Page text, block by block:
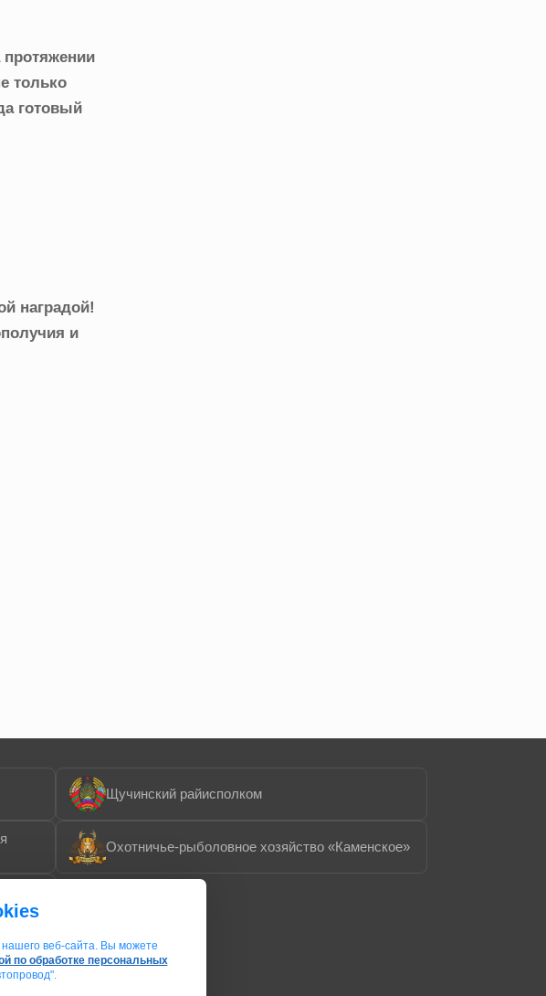
веб-сайта. Вы можете
по обработке персональных
только
готовый
наградой!
и
Щучинский райисполком
Охотничье-рыболовное хозяйство «Каменское»